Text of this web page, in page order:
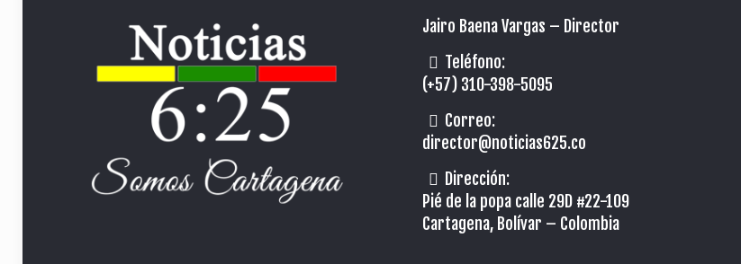
Jairo Baena Vargas – Director
Teléfono:
(+57) 310-398-5095
Correo:
director@noticias625.co
Dirección:
Pié de la popa calle 29D #22-109
Cartagena, Bolívar – Colombia